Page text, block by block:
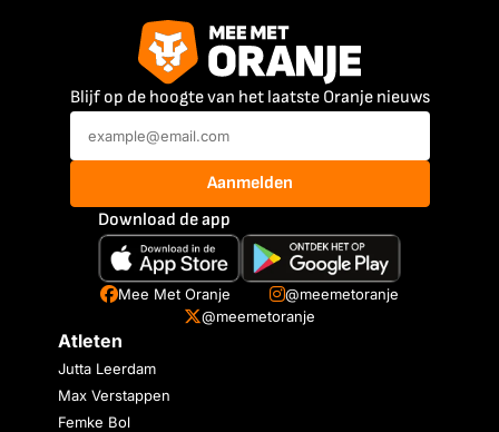
Blijf op de hoogte van het laatste Oranje nieuws
Aanmelden
Download de app
Mee Met Oranje
@meemetoranje
@meemetoranje
Atleten
Jutta Leerdam
Max Verstappen
Femke Bol